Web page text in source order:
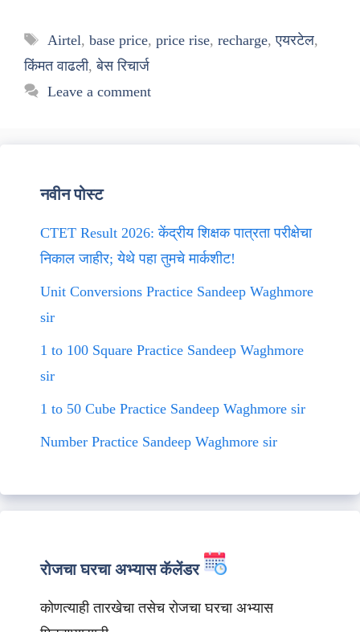
Tags
Airtel, base price, price rise, recharge,एयरटेल,
किंमत वाढली,बेस रिचार्ज
Leave a comment
नवीन पोस्ट
CTET Result 2026: केंद्रीय शिक्षक पात्रता परीक्षेचा
निकाल जाहीर; येथे पहा तुमचे मार्कशीट!
Unit Conversions Practice Sandeep Waghmore
sir
1 to 100 Square Practice Sandeep Waghmore
sir
1 to 50 Cube Practice Sandeep Waghmore sir
Number Practice Sandeep Waghmore sir
रोजचा घरचा अभ्यास कॅलेंडर
कोणत्याही तारखेचा तसेच रोजचा घरचा अभ्यास